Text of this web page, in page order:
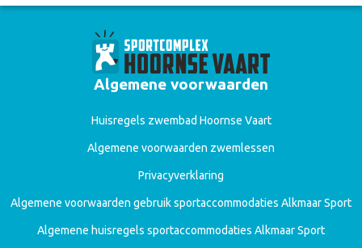
Algemene voorwaarden
Huisregels zwembad Hoornse Vaart
Algemene voorwaarden zwemlessen
Privacyverklaring
Algemene voorwaarden gebruik sportaccommodaties Alkmaar Sport
Algemene huisregels sportaccommodaties Alkmaar Sport